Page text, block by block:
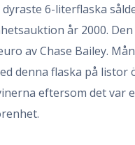
6-literflaska
år 2000.
av Chase Bailey.
denna flaska på listor
eftersom det var